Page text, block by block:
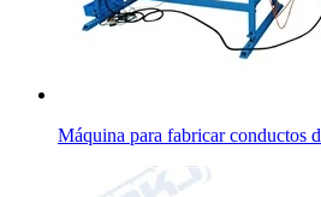
Máquina para fabricar conductos